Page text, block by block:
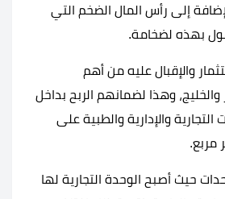
إلى رأس المال الضخم التي
بهذه لضخامة.
والإقبال عليه من أهم
وهذا لضمانهم الربح بداخل
التجارية والإدارية والطبية على
مربع.
حيث أصبح الوحدة التجارية لها